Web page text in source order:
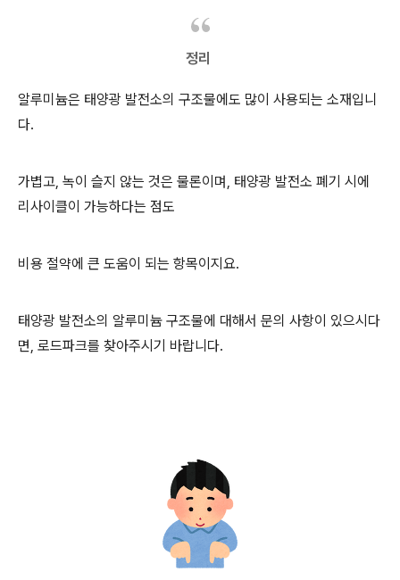
정리
알루미늄은 태양광 발전소의 구조물에도 많이 사용되는 소재입니
다.
가볍고, 녹이 슬지 않는 것은 물론이며, 태양광 발전소 폐기 시에
리사이클이 가능하다는 점도
비용 절약에 큰 도움이 되는 항목이지요.
태양광 발전소의 알루미늄 구조물에 대해서 문의 사항이 있으시다
면, 로드파크를 찾아주시기 바랍니다.